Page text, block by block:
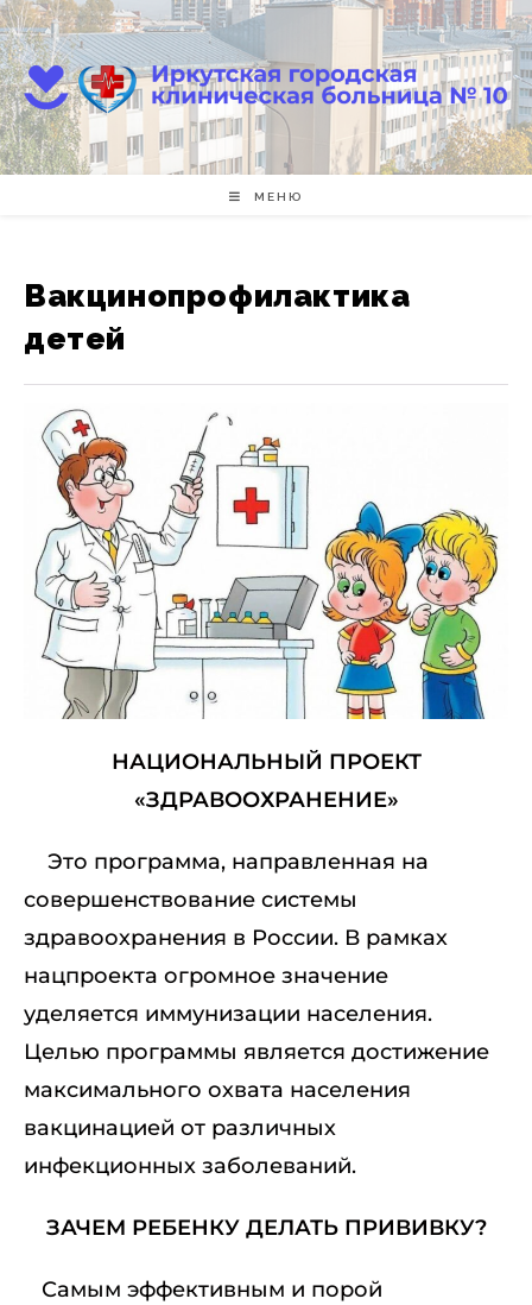
Перейти
к
содержимому
МЕНЮ
Вакцинопрофилактика
детей
НАЦИОНАЛЬНЫЙ ПРОЕКТ
«ЗДРАВООХРАНЕНИЕ»
Это программа, направленная на
совершенствование системы
здравоохранения в России. В рамках
нацпроекта огромное значение
уделяется иммунизации населения.
Целью программы является достижение
максимального охвата населения
вакцинацией от различных
инфекционных заболеваний.
ЗАЧЕМ РЕБЕНКУ ДЕЛАТЬ ПРИВИВКУ?
Самым эффективным и порой